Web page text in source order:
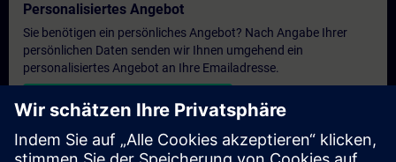
Personalisiertes Angebot
Sie benötigen ein persönliches Angebot? Nach Angabe Ihrer
persönlichen Daten senden wir Ihnen umgehend ein
personalisiertes Angebot an Ihre Emailadresse.
Persönliches Angebot zusenden